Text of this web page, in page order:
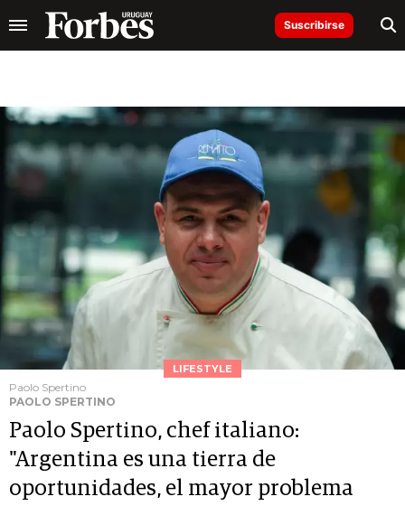
Suscribirse
LIFESTYLE
Paolo Spertino
PAOLO SPERTINO
Paolo Spertino, chef italiano:
"Argentina es una tierra de
oportunidades, el mayor problema